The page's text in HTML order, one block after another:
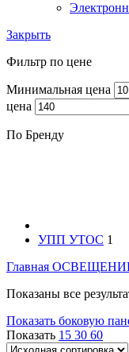
Закрыть
Фильтр по цене
Минимальная цена
цена
По Бренду
УПП УТОС 1
Главная
Показаны все
Показать боковую
Показать 15 30 60